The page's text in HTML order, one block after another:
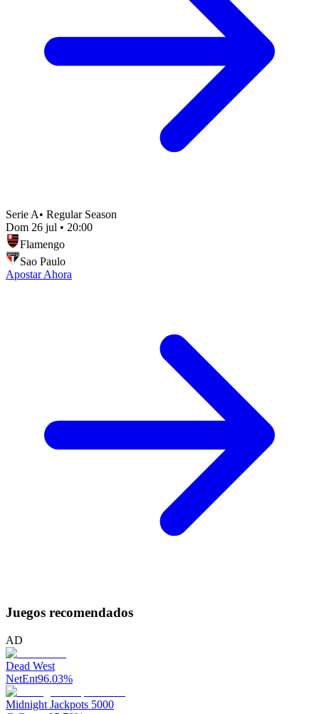
Serie A• Regular Season
Dom 26 jul • 20:00
Flamengo
Sao Paulo
Apostar Ahora
Juegos recomendados
AD
Dead West
NetEnt96.03%
Midnight Jackpots 5000